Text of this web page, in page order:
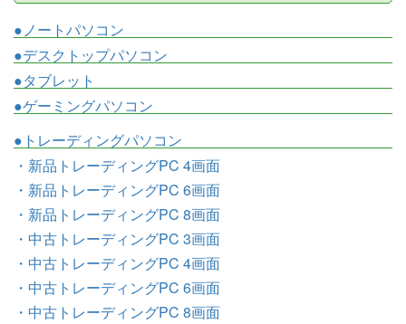
●ノートパソコン
●デスクトップパソコン
●タブレット
●ゲーミングパソコン
●トレーディングパソコン
・新品トレーディングPC 4画面
・新品トレーディングPC 6画面
・新品トレーディングPC 8画面
・中古トレーディングPC 3画面
・中古トレーディングPC 4画面
・中古トレーディングPC 6画面
・中古トレーディングPC 8画面